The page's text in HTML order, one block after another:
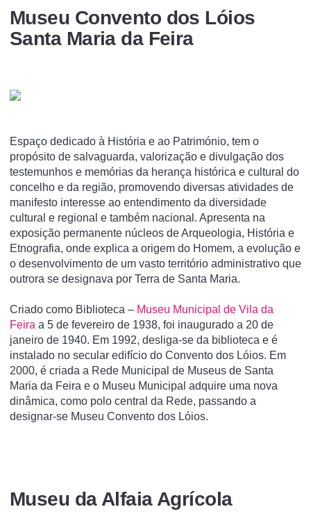
Museu Convento dos Lóios
Santa Maria da Feira
Espaço dedicado à História e ao Património, tem o
propósito de salvaguarda, valorização e divulgação dos
testemunhos e memórias da herança histórica e cultural do
concelho e da região, promovendo diversas atividades de
manifesto interesse ao entendimento da diversidade
cultural e regional e também nacional. Apresenta na
exposição permanente núcleos de Arqueologia, História e
Etnografia, onde explica a origem do Homem, a evolução e
o desenvolvimento de um vasto território administrativo que
outrora se designava por Terra de Santa Maria.
Criado como Biblioteca – Museu Municipal de Vila da
Feira a 5 de fevereiro de 1938, foi inaugurado a 20 de
janeiro de 1940. Em 1992, desliga-se da biblioteca e é
instalado no secular edifício do Convento dos Lóios. Em
2000, é criada a Rede Municipal de Museus de Santa
Maria da Feira e o Museu Municipal adquire uma nova
dinâmica, como polo central da Rede, passando a
designar-se Museu Convento dos Lóios.
Museu da Alfaia Agrícola